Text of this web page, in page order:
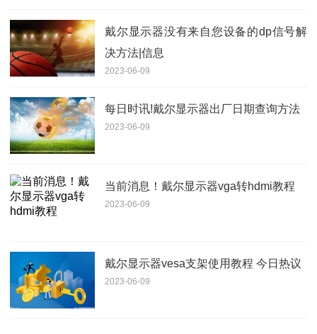
戴尔显示器没有来自您设备的dp信号解
决方法|信息
2023-06-09
每日时讯!戴尔显示器出厂日期查询方法
2023-06-09
当前消息！戴尔显示器vga转hdmi教程
2023-06-09
戴尔显示器vesa支架使用教程 今日热议
2023-06-09